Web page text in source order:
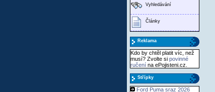
Vyhledávání
Články
Reklama
Kdo by chtěl platit víc, než
musí? Zvolte si povinné
ručení na ePojisteni.cz.
Střípky
Ford Puma sraz 2026